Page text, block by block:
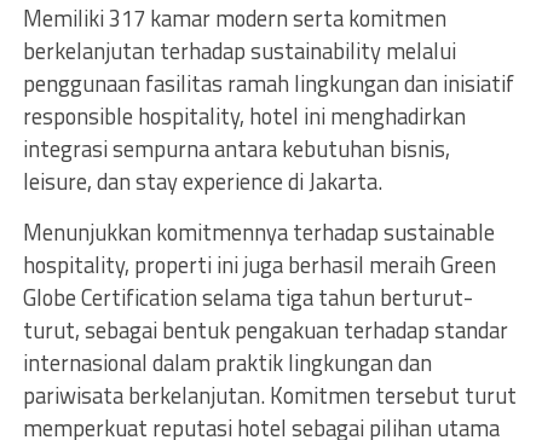
Memiliki 317 kamar modern serta komitmen
berkelanjutan terhadap sustainability melalui
penggunaan fasilitas ramah lingkungan dan inisiatif
responsible hospitality, hotel ini menghadirkan
integrasi sempurna antara kebutuhan bisnis,
leisure, dan stay experience di Jakarta.
Menunjukkan komitmennya terhadap sustainable
hospitality, properti ini juga berhasil meraih Green
Globe Certification selama tiga tahun berturut-
turut, sebagai bentuk pengakuan terhadap standar
internasional dalam praktik lingkungan dan
pariwisata berkelanjutan. Komitmen tersebut turut
memperkuat reputasi hotel sebagai pilihan utama